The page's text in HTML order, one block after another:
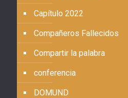
Capítulo 2022
Compañeros Fallecidos
Compartir la palabra
conferencia
DOMUND